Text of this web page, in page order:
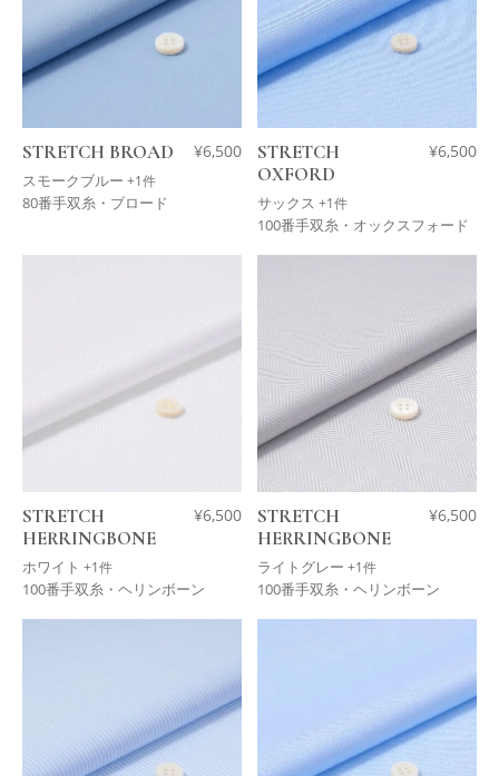
STRETCH BROAD
スモークブルー +1件
¥6,500
80番手双糸・ブロード
STRETCH
OXFORD
サックス +1件
¥6,500
100番手双糸・オックスフォード
STRETCH
HERRINGBONE
ホワイト +1件
¥6,500
100番手双糸・ヘリンボーン
STRETCH
HERRINGBONE
ライトグレー +1件
¥6,500
100番手双糸・ヘリンボーン